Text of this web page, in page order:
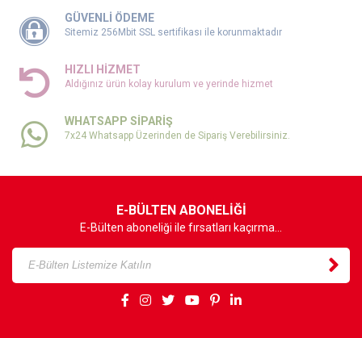
GÜVENLİ ÖDEME
Sitemiz 256Mbit SSL sertifikası ile korunmaktadır
HIZLI HİZMET
Aldığınız ürün kolay kurulum ve yerinde hizmet
WHATSAPP SİPARİŞ
7x24 Whatsapp Üzerinden de Sipariş Verebilirsiniz.
E-BÜLTEN ABONELİĞİ
E-Bülten aboneliği ile fırsatları kaçırma...